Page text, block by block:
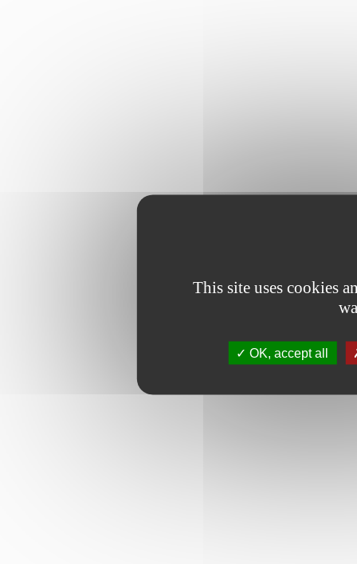
This site uses cookies
OK, accept all